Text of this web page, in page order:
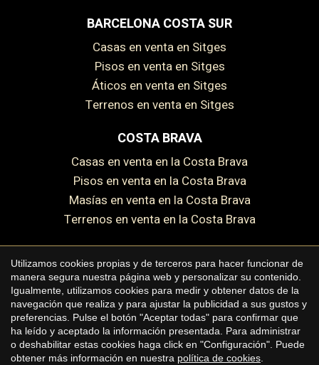
BARCELONA COSTA SUR
Casas en venta en Sitges
Pisos en venta en Sitges
Áticos en venta en Sitges
Terrenos en venta en Sitges
COSTA BRAVA
Casas en venta en la Costa Brava
Pisos en venta en la Costa Brava
Masías en venta en la Costa Brava
Terrenos en venta en la Costa Brava
Copyright © 2026 Premium Houses
Aviso legal
Política de privacidad
Política de cookies
Utilizamos cookies propias y de terceros para hacer funcionar de
manera segura nuestra página web y personalizar su contenido.
Igualmente, utilizamos cookies para medir y obtener datos de la
navegación que realiza y para ajustar la publicidad a sus gustos y
preferencias. Pulse el botón "Aceptar todas" para confirmar que
ha leído y aceptado la información presentada. Para administrar
o deshabilitar estas cookies haga click en "Configuración". Puede
obtener más información en nuestra política de cookies
Guardar configuración Aceptar todas